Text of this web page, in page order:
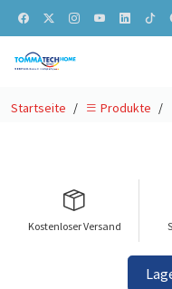
Startseite Produkte
Kostenloser Versand